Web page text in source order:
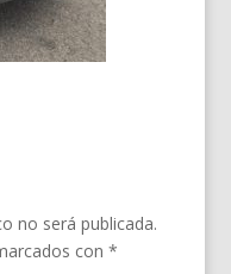
no será publicada.
con *